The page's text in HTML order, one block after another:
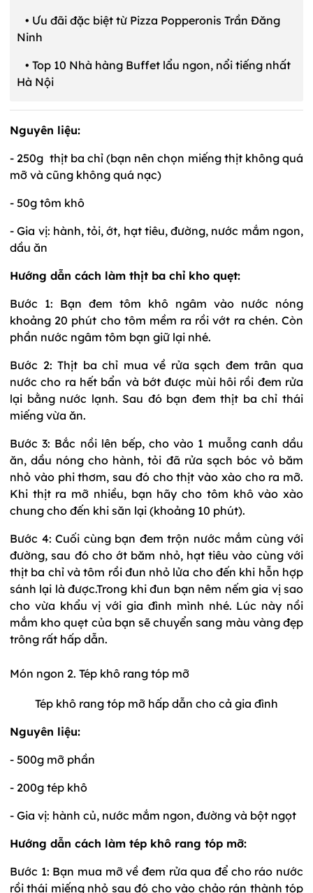
• Ưu đãi đặc biệt từ Pizza Popperonis Trần Đăng
Ninh
• Top 10 Nhà hàng Buffet lẩu ngon, nổi tiếng nhất
Hà Nội
Nguyên liệu:
- 250g thịt ba chỉ (bạn nên chọn miếng thịt không quá
mỡ và cũng không quá nạc)
- 50g tôm khô
- Gia vị: hành, tỏi, ớt, hạt tiêu, đường, nước mắm ngon,
dầu ăn
Hướng dẫn cách làm thịt ba chỉ kho quẹt:
Bước 1: Bạn đem tôm khô ngâm vào nước nóng
khoảng 20 phút cho tôm mềm ra rồi vớt ra chén. Còn
phần nước ngâm tôm bạn giữ lại nhé.
Bước 2: Thịt ba chỉ mua về rửa sạch đem trân qua
nước cho ra hết bẩn và bớt được mùi hôi rồi đem rửa
lại bằng nước lạnh. Sau đó bạn đem thịt ba chỉ thái
miếng vừa ăn.
Bước 3: Bắc nồi lên bếp, cho vào 1 muỗng canh dầu
ăn, dầu nóng cho hành, tỏi đã rửa sạch bóc vỏ băm
nhỏ vào phi thơm, sau đó cho thịt vào xào cho ra mỡ.
Khi thịt ra mỡ nhiều, bạn hãy cho tôm khô vào xào
chung cho đến khi săn lại (khoảng 10 phút).
Bước 4: Cuối cùng bạn đem trộn nước mắm cùng với
đường, sau đó cho ớt băm nhỏ, hạt tiêu vào cùng với
thịt ba chỉ và tôm rồi đun nhỏ lửa cho đến khi hỗn hợp
sánh lại là được.Trong khi đun bạn nêm nếm gia vị sao
cho vừa khẩu vị với gia đình mình nhé. Lúc này nồi
mắm kho quẹt của bạn sẽ chuyển sang màu vàng đẹp
trông rất hấp dẫn.
Món ngon 2. Tép khô rang tóp mỡ
Tép khô rang tóp mỡ hấp dẫn cho cả gia đình
Nguyên liệu:
- 500g mỡ phần
- 200g tép khô
- Gia vị: hành củ, nước mắm ngon, đường và bột ngọt
Hướng dẫn cách làm tép khô rang tóp mỡ:
Bước 1: Bạn mua mỡ về đem rửa qua để cho ráo nước
rồi thái miếng nhỏ sau đó cho vào chảo rán thành tóp